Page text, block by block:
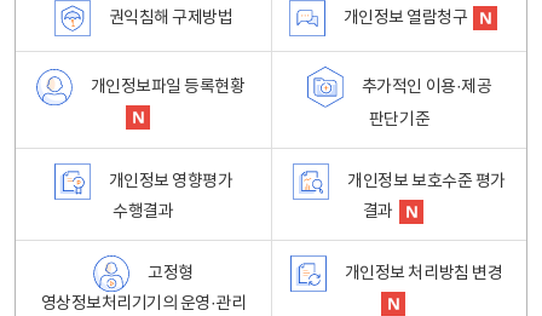
권익침해 구제방법 개인정보 열람청구
개인정보파일 등록현황
추가적인 이용·제공
판단기준
개인정보 영향평가
수행결과
개인정보 보호수준 평가
결과
고정형
영상정보처리기기의 운영·관리
개인정보 처리방침 변경